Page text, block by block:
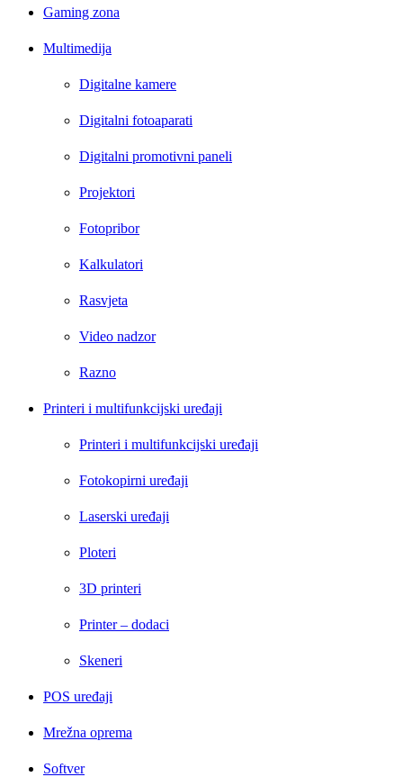
Gaming zona
Multimedija
Digitalne kamere
Digitalni fotoaparati
Digitalni promotivni paneli
Projektori
Fotopribor
Kalkulatori
Rasvjeta
Video nadzor
Razno
Printeri i multifunkcijski uređaji
Printeri i multifunkcijski uređaji
Fotokopirni uređaji
Laserski uređaji
Ploteri
3D printeri
Printer – dodaci
Skeneri
POS uređaji
Mrežna oprema
Softver